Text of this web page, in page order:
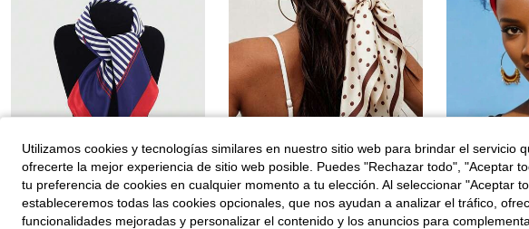
1 pieza Pañuelo de seda azul marino, pañuelo pequeño profesional de azafata, nuevo pañuelo de moda versátil para mujer para decorar bolsos, accesorio de cinta corbata para vestidos, playa, vacaciones
(100+)
#2 Más vendidos
en A rayas Bufandas y accesorios de bufanda para m
(100+)
#2 Más vendidos
en A rayas Bufandas y accesorios de bufanda para m
(100+)
#2 Más vendidos
2,88€
1 pieza Pañuelo cuadrado de satén con estampado de lunares de seda sintética, chal casual para la cabeza, pañuelo de mujer de 90cm
3,98€
-1% Diadema elástica para mujer, pañuelo de estilo
#7 Más
4,43€
Utilizamos cookies y tecnologías similares en nuestro sitio web para brindar el servicio
ofrecerte la mejor experiencia de sitio web posible. Puedes "Rechazar todo", "Aceptar
tu preferencia de cookies en cualquier momento a tu elección. Al seleccionar "Aceptar
estableceremos todas las cookies opcionales, que nos ayudan a analizar el tráfico,
funcionalidades mejoradas y personalizar el contenido y los anuncios para